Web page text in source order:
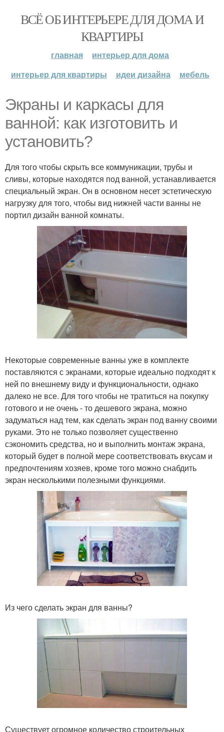
ВСЁ ОБ ИНТЕРЬЕРЕ ДЛЯ ДОМА И
КВАРТИРЫ
главная
интерьер для дома
интерьер для квартиры
идеи дизайна мебель
Экраны и каркасы для
ванной: как изготовить и
установить?
Для того чтобы скрыть все коммуникации, трубы и
сливы, которые находятся под ванной, устанавливается
специальный экран. Он в основном несет эстетическую
нагрузку для того, чтобы вид нижней части ванны не
портил дизайн ванной комнаты.
Некоторые современные ванны уже в комплекте
поставляются с экранами, которые идеально подходят к
ней по внешнему виду и функциональности, однако
далеко не все. Для того чтобы не тратиться на покупку
готового и не очень - то дешевого экрана, можно
задуматься над тем, как сделать экран под ванну своими
руками. Это не только позволяет существенно
сэкономить средства, но и выполнить монтаж экрана,
который будет в полной мере соответствовать вкусам и
предпочтениям хозяев, кроме того можно снабдить
экран несколькими полезными функциями.
Из чего сделать экран для ванны?
Существует огромное количество строительных